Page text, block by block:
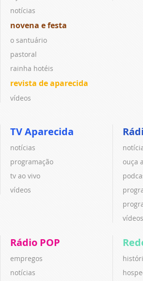
notícias
novena e festa
o santuário
pastoral
rainha hotéis
revista de aparecida
vídeos
TV Aparecida
notícias
programação
tv ao vivo
vídeos
ouça
vídeos
Rádio POP
empregos
notícias